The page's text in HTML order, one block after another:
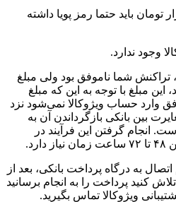
تومان باید حتما رمز پویا داشته
وجود ندارد.
شما ناموفق بود ولی مبلغ
مبلغ با توجه به این که مبلغ
وارد حساب ویژوکالا نمی‌شود نزد
بین بانکی بازگرداندن آن به
انجام گرفتن این فرآیند در
به درگاه پرداخت بانکی، بعد از
کنید پرداخت را به انجام برسانید
ویژوکالا تماس بگیرید.